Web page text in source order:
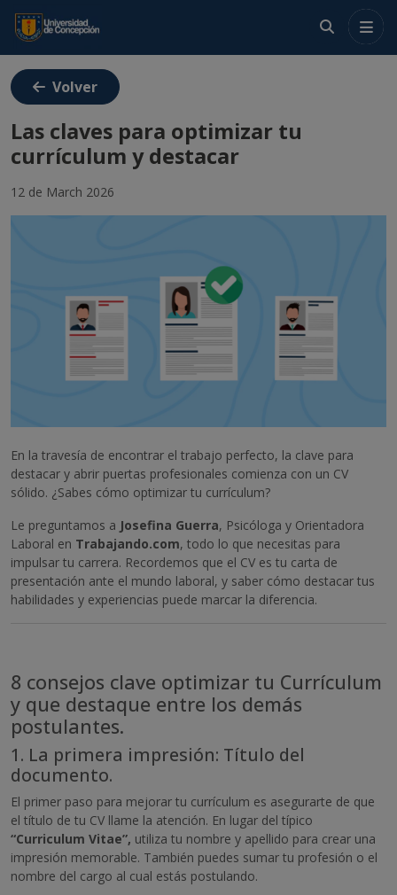
Volver
Las claves para optimizar tu
currículum y destacar
12 de March 2026
En la travesía de encontrar el trabajo perfecto, la clave para
destacar y abrir puertas profesionales comienza con un CV
sólido. ¿Sabes cómo optimizar tu currículum?
Le preguntamos a Josefina Guerra, Psicóloga y Orientadora
Laboral en Trabajando.com, todo lo que necesitas para
impulsar tu carrera. Recordemos que el CV es tu carta de
presentación ante el mundo laboral, y saber cómo destacar tus
habilidades y experiencias puede marcar la diferencia.
8 consejos clave optimizar tu Currículum
y que destaque entre los demás
postulantes.
1. La primera impresión: Título del
documento.
El primer paso para mejorar tu currículum es asegurarte de que
el título de tu CV llame la atención. En lugar del típico
“Curriculum Vitae”, utiliza tu nombre y apellido para crear una
impresión memorable. También puedes sumar tu profesión o el
nombre del cargo al cual estás postulando.